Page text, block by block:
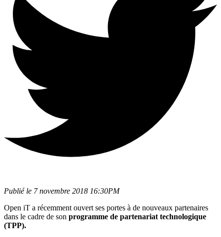
Publié le 7 novembre 2018 16:30PM
Open iT a récemment ouvert ses portes à de nouveaux partenaires
dans le cadre de son programme de partenariat technologique
(TPP).